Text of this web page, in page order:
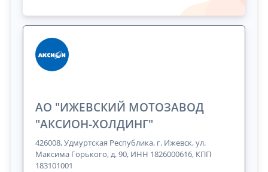
АО "ИЖЕВСКИЙ МОТОЗАВОД
"АКСИОН-ХОЛДИНГ"
426008, Удмуртская Республика, г. Ижевск, ул.
Максима Горького, д. 90, ИНН 1826000616, КПП
183101001